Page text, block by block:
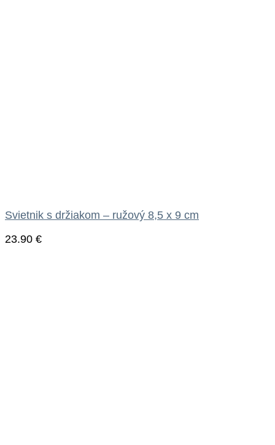
Svietnik s držiakom – ružový 8,5 x 9 cm
23.90 €